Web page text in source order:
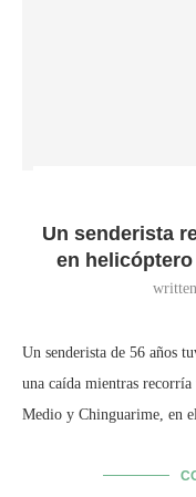
Un senderista
en
Un senderista de 56 años
una caída mientras
Medio y Chinguarime, en